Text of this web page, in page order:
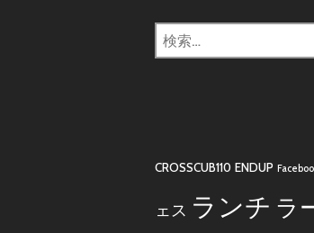
検
索:
CROSSCUB110 ENDUP
ェス ランチ ラ